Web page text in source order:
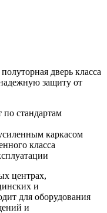
дверь класса
защиту от
по стандартам
каркасом
класса
центрах,
и
для оборудования
и